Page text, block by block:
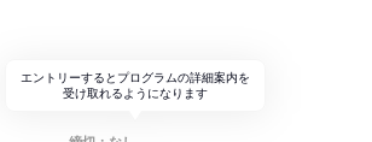
エントリーするとプログラムの詳細案内を
受け取れるようになります